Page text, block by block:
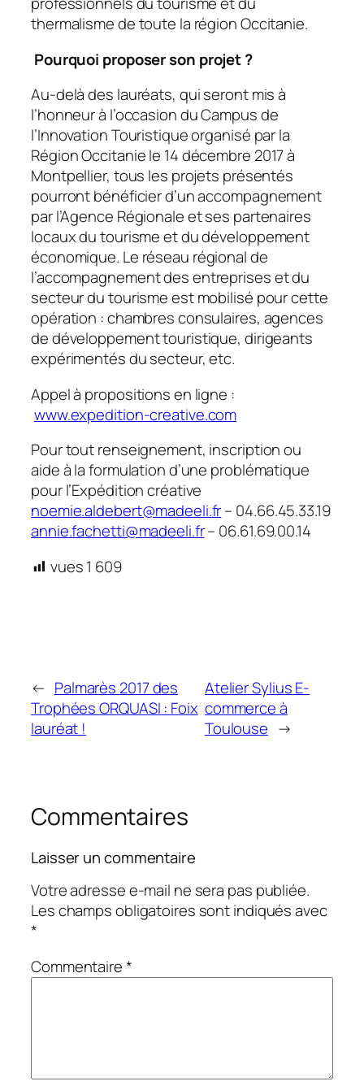
thermalisme de toute la région Occitanie.
Pourquoi proposer son projet ?
Au-delà des lauréats, qui seront mis à
l’honneur à l’occasion du Campus de
l’Innovation Touristique organisé par la
Région Occitanie le 14 décembre 2017 à
Montpellier, tous les projets présentés
pourront bénéficier d’un accompagnement
par l’Agence Régionale et ses partenaires
locaux du tourisme et du développement
économique. Le réseau régional de
l’accompagnement des entreprises et du
secteur du tourisme est mobilisé pour cette
opération : chambres consulaires, agences
de développement touristique, dirigeants
expérimentés du secteur, etc.
Appel à propositions en ligne :
www.expedition-creative.com
Pour tout renseignement, inscription ou
aide à la formulation d’une problématique
pour l’Expédition créative
noemie.aldebert@madeeli.fr– 04.66.45.33.19
annie.fachetti@madeeli.fr– 06.61.69.00.14
vues1 609
← Palmarès 2017 des
Trophées ORQUASI : Foix
lauréat !
Atelier Sylius E-
commerce à
Toulouse →
Commentaires
Laisser un commentaire
Votre adresse e-mail ne sera pas publiée.
Les champs obligatoires sont indiqués avec
*
Commentaire*